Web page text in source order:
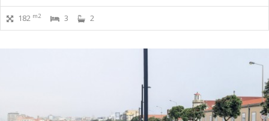
182 m2 3 2